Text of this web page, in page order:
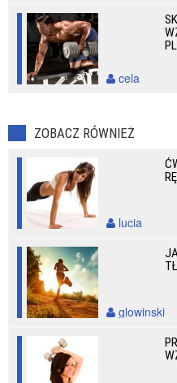
cela
ZOBACZ RÓWNIEŻ
lucia
glowinski